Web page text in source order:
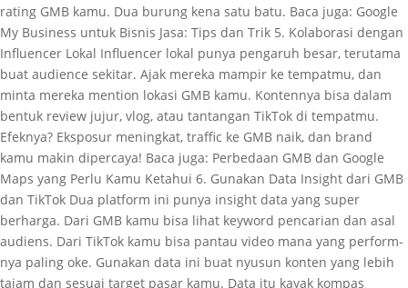
rating GMB kamu. Dua burung kena satu batu. Baca juga: Google
My Business untuk Bisnis Jasa: Tips dan Trik 5. Kolaborasi dengan
Influencer Lokal Influencer lokal punya pengaruh besar, terutama
buat audience sekitar. Ajak mereka mampir ke tempatmu, dan
minta mereka mention lokasi GMB kamu. Kontennya bisa dalam
bentuk review jujur, vlog, atau tantangan TikTok di tempatmu.
Efeknya? Eksposur meningkat, traffic ke GMB naik, dan brand
kamu makin dipercaya! Baca juga: Perbedaan GMB dan Google
Maps yang Perlu Kamu Ketahui 6. Gunakan Data Insight dari GMB
dan TikTok Dua platform ini punya insight data yang super
berharga. Dari GMB kamu bisa lihat keyword pencarian dan asal
audiens. Dari TikTok kamu bisa pantau video mana yang perform-
nya paling oke. Gunakan data ini buat nyusun konten yang lebih
tajam dan sesuai target pasar kamu. Data itu kayak kompas